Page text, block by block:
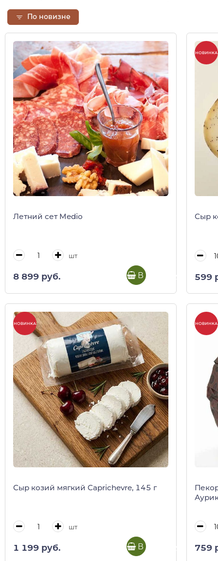
По новизне
Летний сет Medio
шт
8 899 руб. В корзину
НОВИНКА
Сыр
599
НОВИНКА
Сыр козий мягкий Caprichevre, 145 г
шт
1 199 руб. В корзину
НОВИНКА
759